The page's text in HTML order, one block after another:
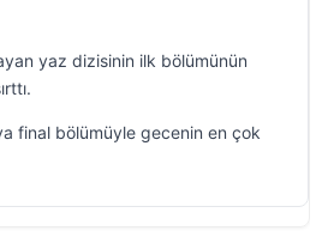
yaz dizisinin ilk bölümünün
final bölümüyle gecenin en çok